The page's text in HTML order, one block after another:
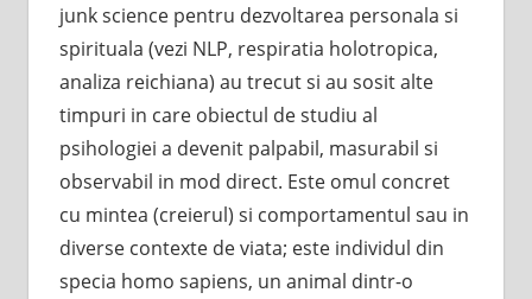
junk science pentru dezvoltarea personala si
spirituala (vezi NLP, respiratia holotropica,
analiza reichiana) au trecut si au sosit alte
timpuri in care obiectul de studiu al
psihologiei a devenit palpabil, masurabil si
observabil in mod direct. Este omul concret
cu mintea (creierul) si comportamentul sau in
diverse contexte de viata; este individul din
specia homo sapiens, un animal dintr-o